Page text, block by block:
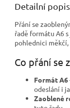
Detailní
Přání se
řadě formátu A6
pohlednici
Co přání se
Formát A6
odeslání i
Zaoblené